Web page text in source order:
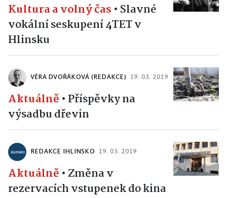
Kultura a volný čas • Slavné
vokální seskupení 4TET v
Hlinsku
VĚRA DVOŘÁKOVÁ (REDAKCE) 19. 03. 2019
Aktuálně • Příspěvky na
výsadbu dřevin
REDAKCE IHLINSKO 19. 03. 2019
Aktuálně • Změna v
rezervacích vstupenek do kina